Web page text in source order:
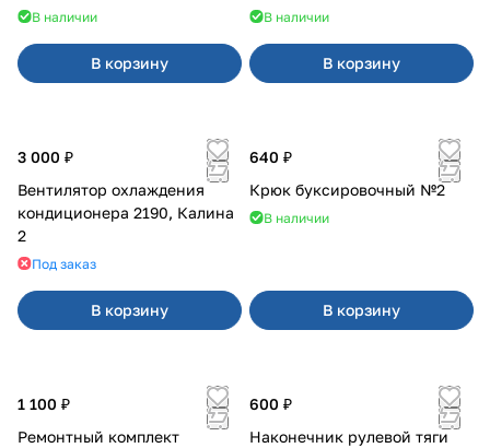
стеклоподъемников для
В наличии
В корзину
В наличии
В корзину
3 000 ₽
Вентилятор охлаждения
кондиционера 2190, Калина
2
Под заказ
В корзину
640 ₽
Крюк буксировочный №2
В наличии
В корзину
1 100 ₽
Ремонтный комплект
600 ₽
Наконечник рулевой тяги